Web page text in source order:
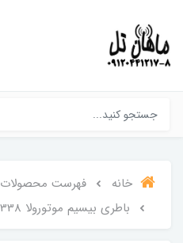
خانه
فهرست محصولات
باطری بیسیم موتورولا GP328/GP338